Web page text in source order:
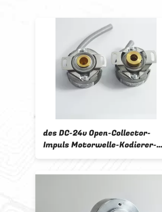
des DC-24v Open-Collector-
Impuls Motorwelle-Kodierer-
KN40 NPN des Ertrag-1024